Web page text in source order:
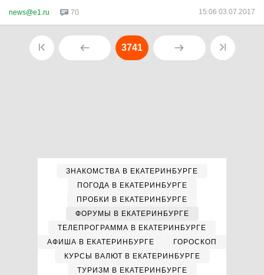
news@e1.ru 70 15:06 03.07.2017
3741
ЗНАКОМСТВА В ЕКАТЕРИНБУРГЕ
ПОГОДА В ЕКАТЕРИНБУРГЕ
ПРОБКИ В ЕКАТЕРИНБУРГЕ
ФОРУМЫ В ЕКАТЕРИНБУРГЕ
ТЕЛЕПРОГРАММА В ЕКАТЕРИНБУРГЕ
АФИША В ЕКАТЕРИНБУРГЕ
ГОРОСКОП
КУРСЫ ВАЛЮТ В ЕКАТЕРИНБУРГЕ
ТУРИЗМ В ЕКАТЕРИНБУРГЕ